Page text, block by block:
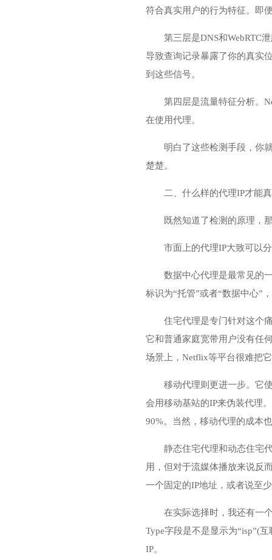
符合真实用户的行为特征。即
第三层是DNS和WebRTC
导致查询记录暴露了你的真实
到这些信号。
第四层是流量特征分析。
在使用代理。
明白了这些检测手段，你
楚楚。
二、什么样的代理IP才能
既然知道了检测的原理，
市面上的代理IP大致可以
数据中心代理是最常见的
标识为“托管”或者“数据中心”
住宅代理是专门针对这个
它和普通家庭宽带用户没有任
场景上，Netflix等平台很难把
移动代理则更进一步。它
会用移动基站的IP来伪装代理
90%。当然，移动代理的成本
静态住宅代理和动态住宅
用，但对于流媒体播放来说反
一个固定的IP地址，或者说至
在实际选择时，我还有一
Type字段是不是显示为“isp”(
IP。